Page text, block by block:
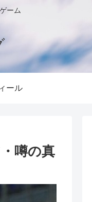
ーム
ール
噂の真